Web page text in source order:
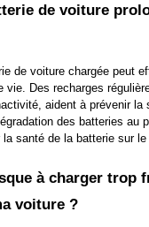
de voiture
de voiture chargée peut
vie. Des recharges
aident à prévenir la
des batteries au
santé de la batterie sur
à charger trop
voiture ?